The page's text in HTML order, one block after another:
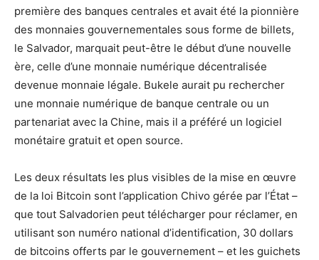
première des banques centrales et avait été la pionnière
des monnaies gouvernementales sous forme de billets,
le Salvador, marquait peut-être le début d’une nouvelle
ère, celle d’une monnaie numérique décentralisée
devenue monnaie légale. Bukele aurait pu rechercher
une monnaie numérique de banque centrale ou un
partenariat avec la Chine, mais il a préféré un logiciel
monétaire gratuit et open source.
Les deux résultats les plus visibles de la mise en œuvre
de la loi Bitcoin sont l’application Chivo gérée par l’État –
que tout Salvadorien peut télécharger pour réclamer, en
utilisant son numéro national d’identification, 30 dollars
de bitcoins offerts par le gouvernement – ​​et les guichets